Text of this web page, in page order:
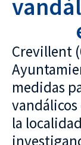
Crevillent
medidas
la